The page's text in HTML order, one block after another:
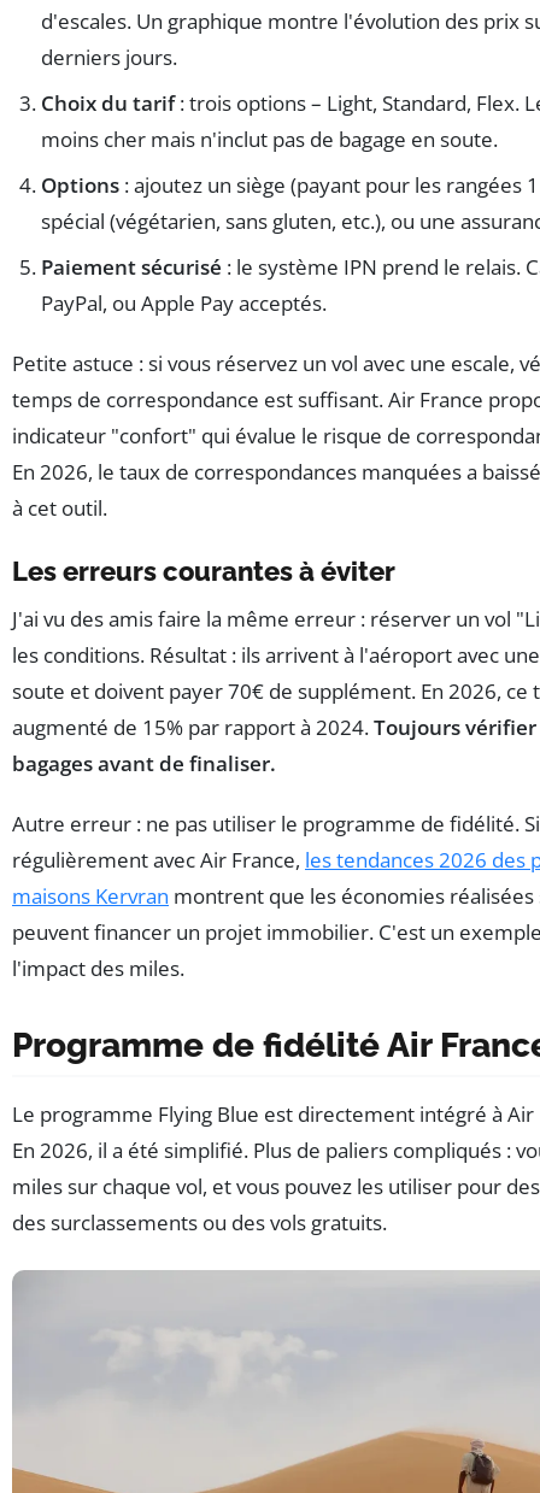
d'escales. Un graphique montre l'évolution des prix
derniers jours.
Choix du tarif: trois options – Light, Standard, Flex.
moins cher mais n'inclut pas de bagage en soute.
Options : ajoutez un siège (payant pour les rangées
spécial (végétarien, sans gluten, etc.), ou une
Paiement sécurisé : le système IPN prend le relais.
PayPal, ou Apple Pay acceptés.
Petite astuce : si vous réservez un vol avec une escale,
temps de correspondance est suffisant. Air France
indicateur "confort" qui évalue le risque de
En 2026, le taux de correspondances manquées a
à cet outil.
Les erreurs courantes à éviter
J'ai vu des amis faire la même erreur : réserver un vol
les conditions. Résultat : ils arrivent à l'aéroport avec
soute et doivent payer 70€ de supplément. En 2026, ce
augmenté de 15% par rapport à 2024.Toujours
bagages avant de finaliser.
Autre erreur : ne pas utiliser le programme de fidélité.
régulièrement avec Air France, les tendances 2026 des
maisons Kervran montrent que les économies réalisées
peuvent financer un projet immobilier. C'est un
l'impact des miles.
Programme de fidélité Air
Le programme Flying Blue est directement intégré à Air
En 2026, il a été simplifié. Plus de paliers compliqués :
miles sur chaque vol, et vous pouvez les utiliser pour
des surclassements ou des vols gratuits.